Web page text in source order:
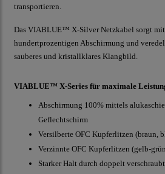
transportieren.
Das VIABLUE™ X-Silver Netzkabel sorgt
hundertprozentigen Abschirmung und
sauberes und kristallklares Klangbild.
VIABLUE™ X-Series für maximale
Abschirmung 100% mittels
Geflechtschirm
Versilberte OFC Kupferlitzen (braun,
Verzinnte OFC Kupferlitzen (gelb-
Starker Halt durch doppelt